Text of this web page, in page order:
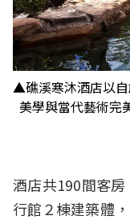
▲礁溪寒沐酒店以自
美學與當代藝術完
酒店共190間客
行館２棟建築體